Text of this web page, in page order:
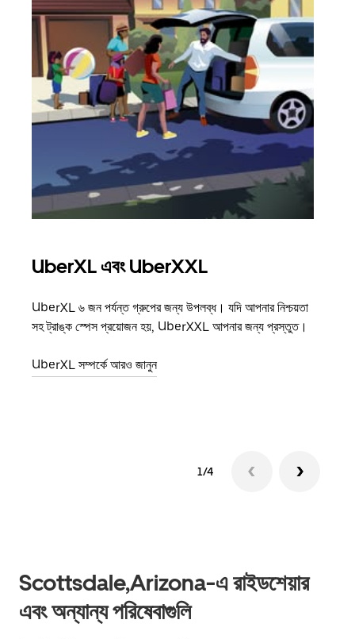
UberXL এবং UberXXL
UberXL ৬ জন পর্যন্ত গ্রুপের জন্য উপলব্ধ। যদি আপনার নিশ্চয়তা
সহ ট্রাঙ্ক স্পেস প্রয়োজন হয়, UberXXL আপনার জন্য প্রস্তুত।
UberXL সম্পর্কে আরও জানুন
1/4
Scottsdale,Arizona-এ রাইডশেয়ার
এবং অন্যান্য পরিষেবাগুলি